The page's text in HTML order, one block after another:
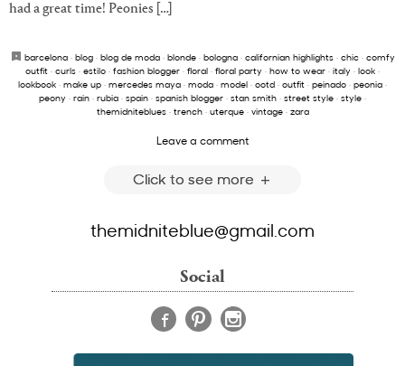
had a great time! Peonies […]
barcelona· blog· blog de moda· blonde· bologna· californian highlights· chic· comfy
outfit · curls · estilo · fashion blogger · floral · floral party · how to wear · italy · look ·
lookbook · make up · mercedes maya · moda · model · ootd · outfit · peinado · peonia ·
peony · rain · rubia · spain · spanish blogger · stan smith · street style · style ·
themidniteblues· trench· uterque· vintage· zara
Leave a comment
Click to see more
themidniteblue@gmail.com
Social